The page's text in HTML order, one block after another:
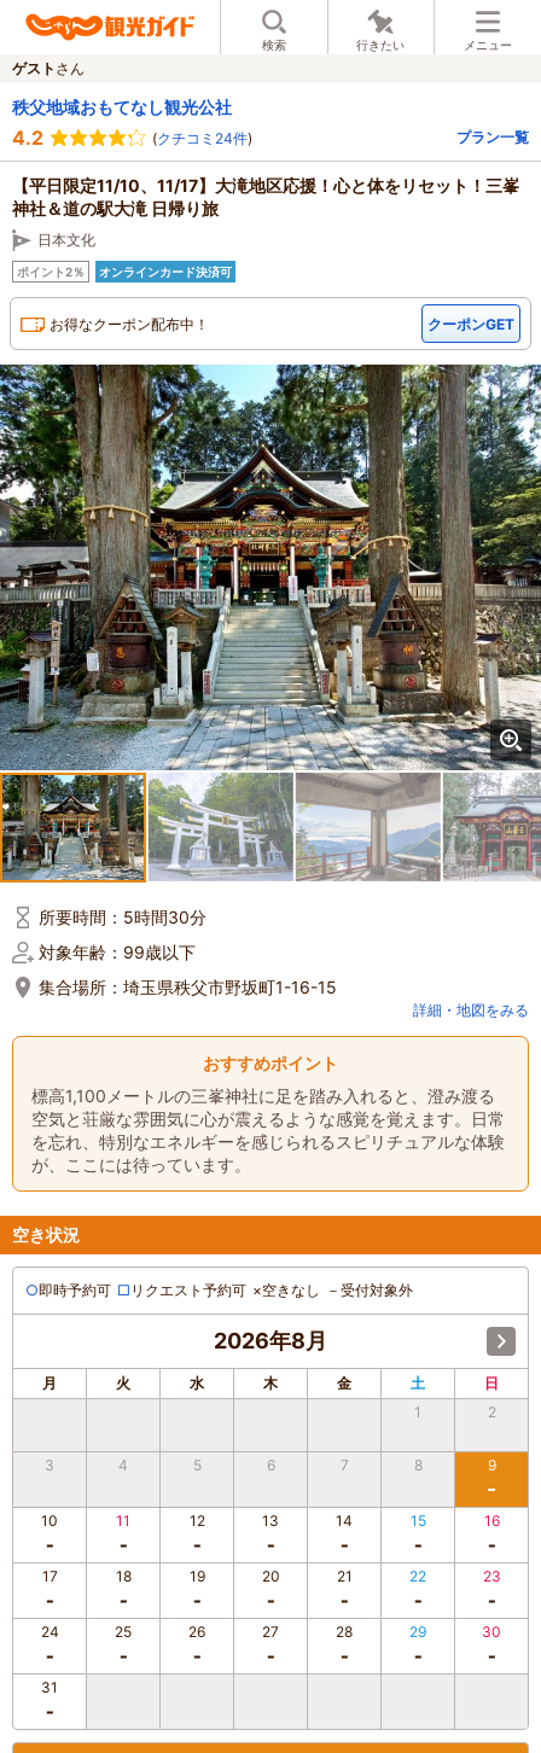
検索 行きたい メニュー
ゲスト さん
秩父地域おもてなし観光公社
4.2 (クチコミ24件) プラン一覧
【平日限定11/10、11/17】大滝地区応援！心と体をリセット！三峯
神社＆道の駅大滝 日帰り旅
日本文化
ポイント2％ オンラインカード決済可
お得なクーポン配布中！ クーポンGET
所要時間： 5時間30分
対象年齢： 99歳以下
集合場所： 埼玉県秩父市野坂町1-16-15
詳細・地図をみる
おすすめポイント
標高1,100メートルの三峯神社に足を踏み入れると、澄み渡る
空気と荘厳な雰囲気に心が震えるような感覚を覚えます。日常
を忘れ、特別なエネルギーを感じられるスピリチュアルな体験
が、ここには待っています。
空き状況
○即時予約可 □ リクエスト予約可 ×空きなし － 受付対象外
2026年8月
月 火 水 木 金 土
日
1
2
3 4 5 6 7 8 9
10 11 12 13 14 15 16
17 18 19 20 21 22 23
24 25 26 27 28 29 30
31